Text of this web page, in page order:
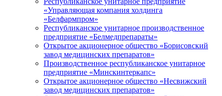
«Управляющая компания холдинга
«Белфармпром»
Республиканское унитарное производственное
предприятие «Белмедпрепараты»
Открытое акционерное общество «Борисовский
завод медицинских препаратов»
Производственное республиканское унитарное
предприятие «Минскинтеркапс»
Открытое акционерное общество «Несвижский
завод медицинских препаратов»